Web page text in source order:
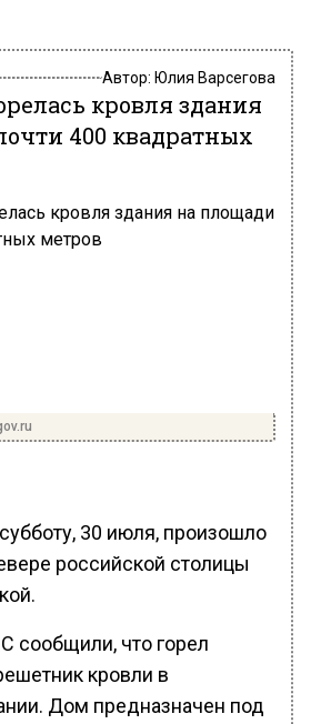
Автор: Юлия Варсегова
кровля здания
400 квадратных
30 июля, произошло
российской столицы
сообщили, что горел
кровли в
Дом предназначен под